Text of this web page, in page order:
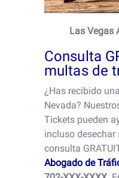
Las Vegas
Consulta
multas de
¿Has recibido
Nevada?
Tickets pueden
incluso desechar
consulta
Abogado de